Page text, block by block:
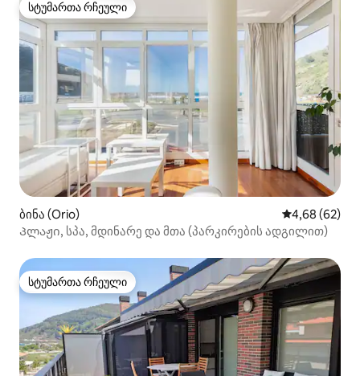
სტუმართა რჩეული
სტუმართა რჩეული
ბინა (Orio) საშუალო
4,68 (62)
Პლაჟი, სპა, მდინარე და მთა (პარკირების ადგილით)
სტუმართა რჩეული
სტუმართა რჩეული